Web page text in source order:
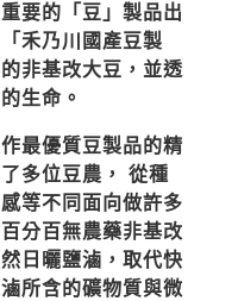
要的「豆」製品出
禾乃川國產豆製
非基改大豆，並透
生命。
最優質豆製品的精
多位豆農， 從種
等不同面向做許多
分百無農藥非基改
日曬鹽滷，取代快
所含的礦物質與微